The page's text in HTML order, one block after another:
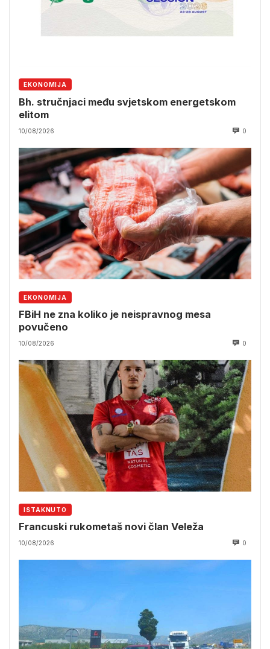
EKONOMIJA
Bh. stručnjaci među svjetskom energetskom
elitom
10/08/2026 0
EKONOMIJA
FBiH ne zna koliko je neispravnog mesa
povučeno
10/08/2026 0
ISTAKNUTO
Francuski rukometaš novi član Veleža
10/08/2026 0